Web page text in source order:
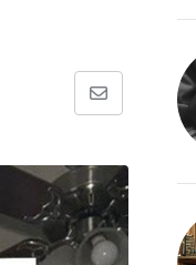
Share
Email